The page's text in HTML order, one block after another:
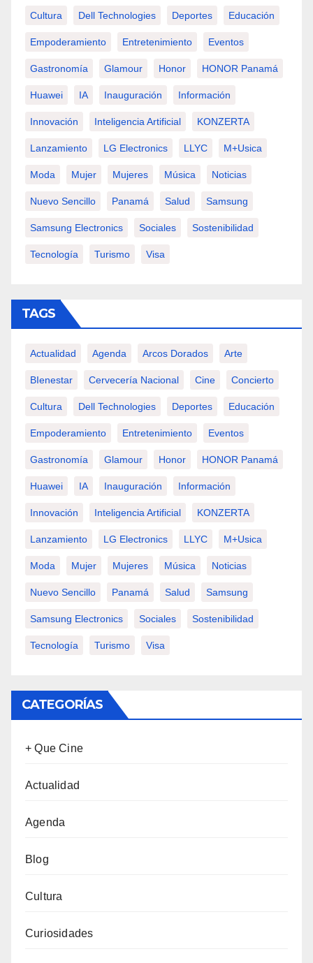
Cultura Dell Technologies Deportes Educación
Empoderamiento Entretenimiento Eventos
Gastronomía Glamour Honor HONOR Panamá
Huawei IA Inauguración Información
Innovación Inteligencia Artificial KONZERTA
Lanzamiento LG Electronics LLYC M+usica
Moda Mujer Mujeres Música Noticias
Nuevo Sencillo Panamá Salud Samsung
Samsung Electronics Sociales Sostenibilidad
Tecnología Turismo Visa
TAGS
Actualidad Agenda Arcos Dorados Arte
BIenestar Cervecería Nacional Cine Concierto
Cultura Dell Technologies Deportes Educación
Empoderamiento Entretenimiento Eventos
Gastronomía Glamour Honor HONOR Panamá
Huawei IA Inauguración Información
Innovación Inteligencia Artificial KONZERTA
Lanzamiento LG Electronics LLYC M+usica
Moda Mujer Mujeres Música Noticias
Nuevo Sencillo Panamá Salud Samsung
Samsung Electronics Sociales Sostenibilidad
Tecnología Turismo Visa
CATEGORÍAS
+ Que Cine
Actualidad
Agenda
Blog
Cultura
Curiosidades